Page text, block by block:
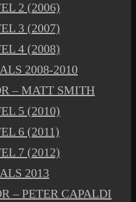
2 (2006)
3 (2007)
4 (2008)
2008-2010
– MATT SMITH
5 (2010)
6 (2011)
7 (2012)
2013
– PETER CAPALDI